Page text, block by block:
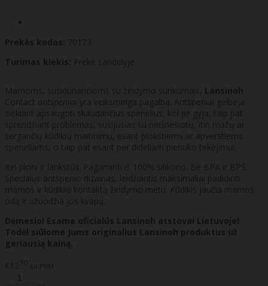
Prekės kodas: 70173
Turimas kiekis: Prekė sandėlyje
Mamoms, susiduriančioms su žindymo sunkumais, Lansinoh
Contact antspeniai yra veiksminga pagalba. Antspeniai gelbėja
siekiant apsaugoti skaudančius spenelius, kol jie gyja, taip pat
sprendžiant problemas, susijusias su neišnešiotų, itin mažų ar
sergančių kūdikių maitinimu, esant plokštiems ar apverstiems
speneliams, o taip pat esant per dideliam pienuko tekėjimui.
Itin ploni ir lankstūs. Pagaminti iš 100% silikono. Be BPA ir BPS.
Specialus antspenio dizainas, leidžiantis maksimaliai padidinti
mamos ir kūdikio kontaktą žindymo metu. Kūdikis jaučia mamos
odą ir užuodžia jos kvapą.
Dėmesio! Esame oficialūs Lansinoh atstovai Lietuvoje!
Todėl siūlome Jums originalius Lansinoh produktus už
geriausią kainą.
€1290 su PVM